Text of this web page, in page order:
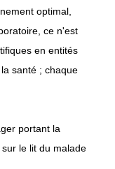
optimal,
ce n'est
en entités
santé ; chaque
portant la
le lit du malade